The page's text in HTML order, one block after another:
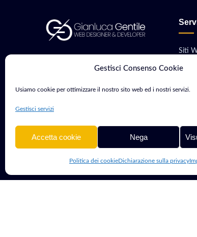
Gestisci Consenso Cookie
Usiamo cookie per ottimizzare il nostro sito web ed i nostri servizi.
Gestisci servizi
Accetta cookie Nega
Politica dei cookieDichiarazione sulla privacy
Sviluppatore con oltre 15 anni di
mondo digitale.
Siti